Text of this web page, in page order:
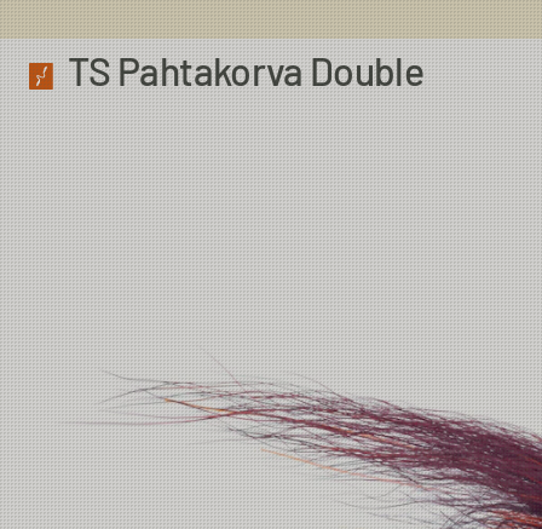
TS Pahtakorva Double